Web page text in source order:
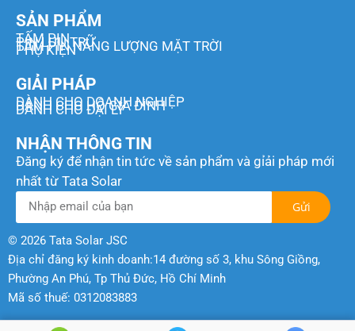
SẢN PHẨM
TẤM PIN
PIN LƯU TRỮ
TẤM PIN NĂNG LƯỢNG MẶT TRỜI
PHỤ KIỆN
GIẢI PHÁP
DÀNH CHO DOANH NGHIỆP
DÀNH CHO HỘ GIA ĐÌNH
DÀNH CHO ĐẠI LÝ
NHẬN THÔNG TIN
Đăng ký để nhận tin tức về sản phẩm và gỉải pháp mới
nhất từ Tata Solar
Gửi
© 2026 Tata Solar JSC
Địa chỉ đăng ký kinh doanh:14 đường số 3, khu Sông Giồng,
Phường An Phú, Tp Thủ Đức, Hồ Chí Minh
Mã số thuế: 0312083883